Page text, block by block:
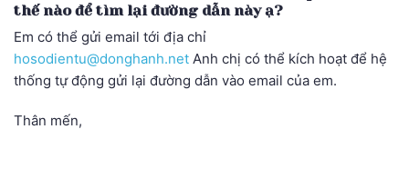
thế nào để tìm lại đường dẫn này ạ?
Em có thể gửi email tới địa chỉ
hosodientu@donghanh.net Anh chị có thể kích hoạt để hệ
thống tự động gửi lại đường dẫn vào email của em.
Thân mến,